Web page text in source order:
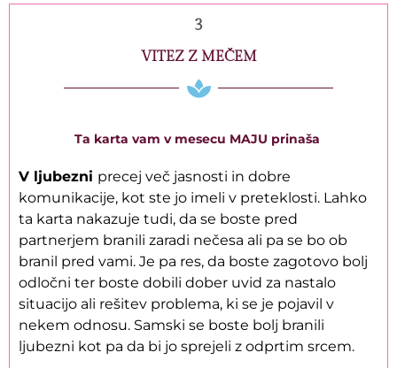
3
VITEZ Z MEČEM
Ta karta vam v mesecu MAJU prinaša
V ljubezni precej več jasnosti in dobre
komunikacije, kot ste jo imeli v preteklosti. Lahko
ta karta nakazuje tudi, da se boste pred
partnerjem branili zaradi nečesa ali pa se bo ob
branil pred vami. Je pa res, da boste zagotovo bolj
odločni ter boste dobili dober uvid za nastalo
situacijo ali rešitev problema, ki se je pojavil v
nekem odnosu. Samski se boste bolj branili
ljubezni kot pa da bi jo sprejeli z odprtim srcem.